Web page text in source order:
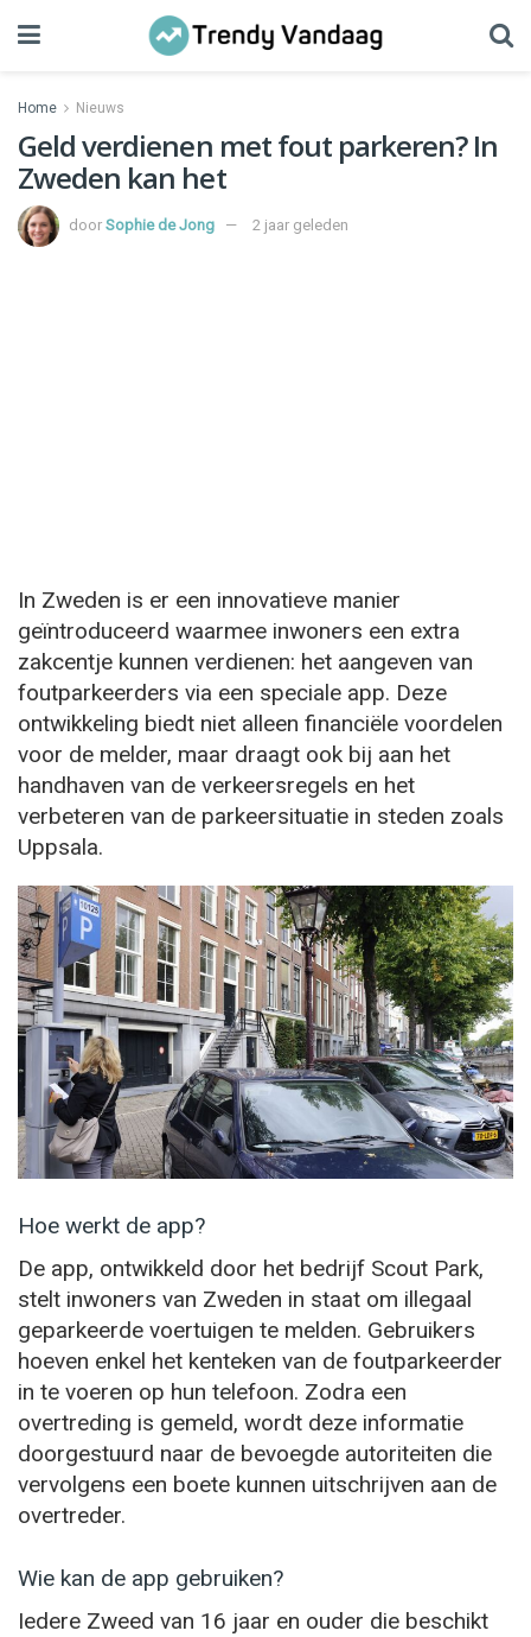
Home Nieuws
Geld verdienen met fout parkeren? In
Zweden kan het
door Sophie de Jong 2 jaar geleden
In Zweden is er een innovatieve manier
geïntroduceerd waarmee inwoners een extra
zakcentje kunnen verdienen: het aangeven van
foutparkeerders via een speciale app. Deze
ontwikkeling biedt niet alleen financiële voordelen
voor de melder, maar draagt ook bij aan het
handhaven van de verkeersregels en het
verbeteren van de parkeersituatie in steden zoals
Uppsala.
Hoe werkt de app?
De app, ontwikkeld door het bedrijf Scout Park,
stelt inwoners van Zweden in staat om illegaal
geparkeerde voertuigen te melden. Gebruikers
hoeven enkel het kenteken van de foutparkeerder
in te voeren op hun telefoon. Zodra een
overtreding is gemeld, wordt deze informatie
doorgestuurd naar de bevoegde autoriteiten die
vervolgens een boete kunnen uitschrijven aan de
overtreder.
Wie kan de app gebruiken?
Iedere Zweed van 16 jaar en ouder die beschikt